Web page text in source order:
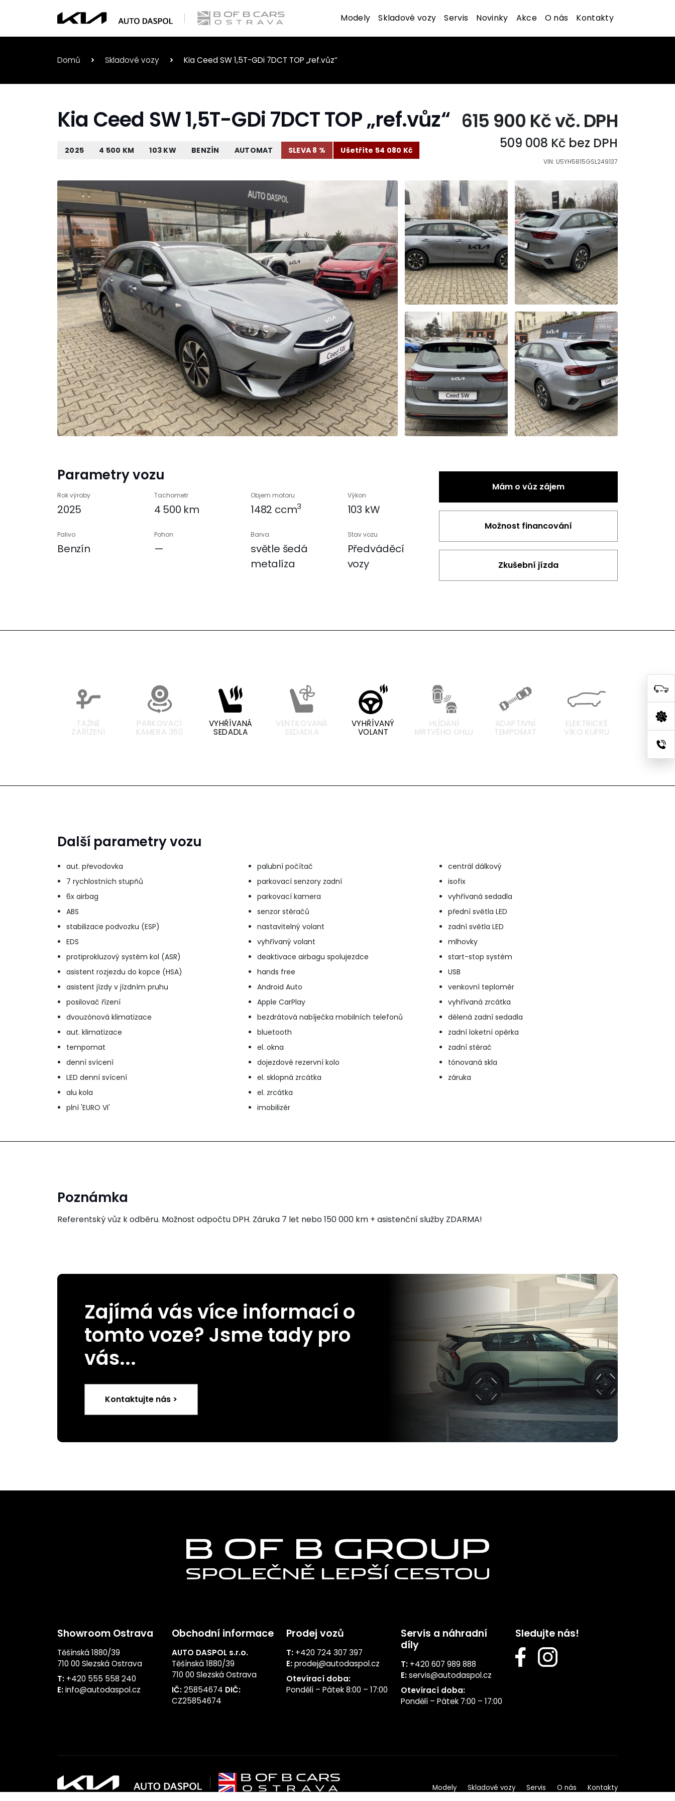
Modely Skladové vozy Servis Novinky Akce O nás Kontakty
Domů > Skladové vozy > Kia Ceed SW 1,5T-GDi 7DCT TOP „ref.vůz“
Kia Ceed SW 1,5T-GDi 7DCT TOP „ref.vůz“
2025 4 500 KM 103 KW BENZÍN AUTOMAT SLEVA 8 % Ušetříte 54 080 Kč
615 900 Kč vč. DPH
509 008 Kč bez DPH
VIN: U5YH5815GSL249137
Parametry vozu
Rok výroby
2025
Tachometr
4 500 km
Objem motoru
1482 ccm3
Výkon
103 kW
Palivo
Benzín
Pohon
—
Barva
světle šedá
metalíza
Stav vozu
Předváděcí
vozy
Mám o vůz zájem
Možnost financování
Zkušební jízda
TAŽNÉ
ZAŘÍZENÍ
PARKOVACÍ
KAMERA 360
VYHŘÍVANÁ
SEDADLA
VENTILOVANÁ
SEDADLA
VYHŘÍVANÝ
VOLANT
HLÍDÁNÍ
MRTVÉHO ÚHLU
ADAPTIVNÍ
TEMPOMAT
ELEKTRICKÉ
VÍKO KUFRU
Další parametry vozu
aut. převodovka
7 rychlostních stupňů
6x airbag
ABS
stabilizace podvozku (ESP)
EDS
protiprokluzový systém kol (ASR)
asistent rozjezdu do kopce (HSA)
asistent jízdy v jízdním pruhu
posilovač řízení
dvouzónová klimatizace
aut. klimatizace
tempomat
denní svícení
LED denní svícení
alu kola
plní 'EURO VI'
palubní počítač
parkovací senzory zadní
parkovací kamera
senzor stěračů
nastavitelný volant
vyhřívaný volant
deaktivace airbagu spolujezdce
hands free
Android Auto
Apple CarPlay
bezdrátová nabíječka mobilních telefonů
bluetooth
el. okna
dojezdové rezervní kolo
el. sklopná zrcátka
el. zrcátka
imobilizér
centrál dálkový
isofix
vyhřívaná sedadla
přední světla LED
zadní světla LED
mlhovky
start-stop systém
USB
venkovní teploměr
vyhřívaná zrcátka
dělená zadní sedadla
zadní loketní opěrka
zadní stěrač
tónovaná skla
záruka
Poznámka
Referentský vůz k odběru. Možnost odpočtu DPH. Záruka 7 let nebo 150 000 km + asistenční služby ZDARMA!
Zajímá vás více informací o
tomto voze? Jsme tady pro
vás...
Kontaktujte nás >
Showroom Ostrava
Těšínská 1880/39
710 00 Slezská Ostrava
T: +420 555 558 240
E:info@autodaspol.cz
Obchodní informace
AUTO DASPOL s.r.o.
Těšínská 1880/39
710 00 Slezská Ostrava
IČ:25854674 DIČ:
CZ25854674
Prodej vozů
T: +420 724 307 397
E:prodej@autodaspol.cz
Otevírací doba:
Pondělí – Pátek 8:00 – 17:00
Servis a náhradní
díly
T: +420 607 989 888
E:servis@autodaspol.cz
Otevírací doba:
Pondělí – Pátek 7:00 – 17:00
Sledujte nás!
Modely Skladové vozy Servis O nás Kontakty